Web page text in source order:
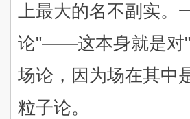
上最大的名不副实。
论"——这本身就是对"
场论，因为场在其中
粒子论。